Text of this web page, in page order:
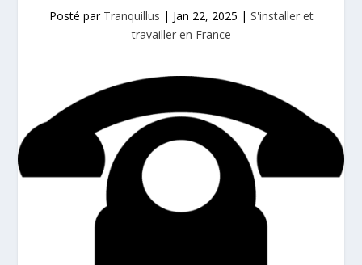
Posté par Tranquillus | Jan 22, 2025 | S'installer et
travailler en France